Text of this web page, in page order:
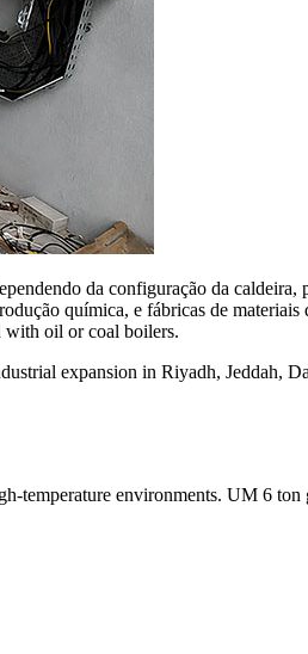
da configuração da caldeira,
química, e fábricas de materiais
with oil or coal boilers.
expansion in Riyadh, Jeddah,
temperature environments. UM 6 ton